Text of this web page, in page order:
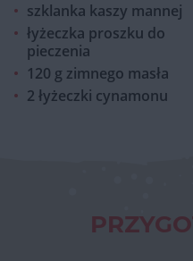
szklanka kaszy mannej
łyżeczka proszku do
pieczenia
120 g zimnego masła
2 łyżeczki cynamonu